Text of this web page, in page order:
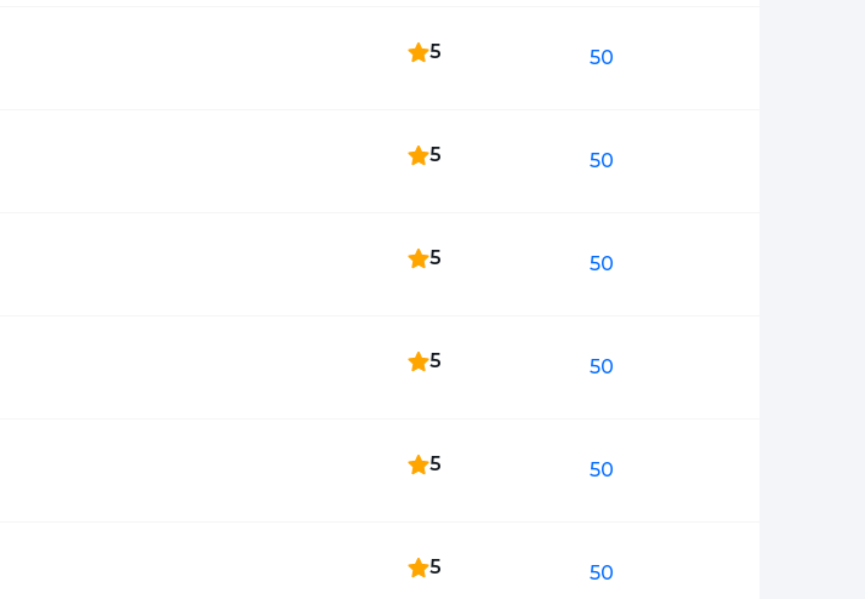
её и пришлют предложения. Фото, описание и AI-оценка
её и пришлют предложения. Фото, описание и AI-оценка
5 50
5 50
5 50
5 50
5 50
5 50